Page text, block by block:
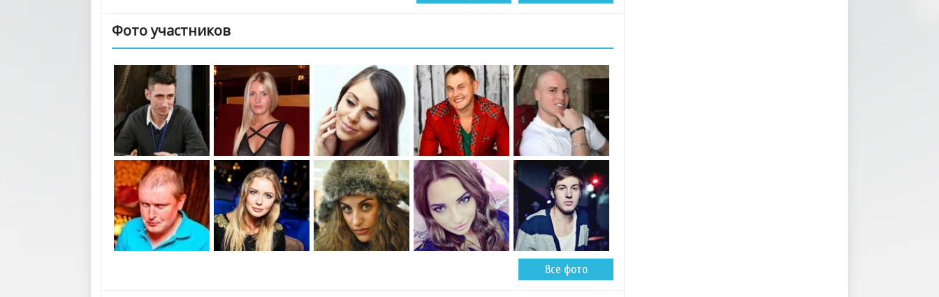
Фото участников
Все фото